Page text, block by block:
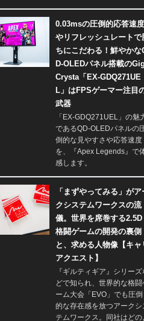
0.03msの圧倒的応答速度
やリフレッシュレートで
ちにこだわる！鮮やかな
D-OLEDパネル搭載の
Crysta「EX-GDQ271UE
L」はFPSゲーマー注目
武器
「EX-GDQ271UEL」の魅
であるQD-OLEDパネルの
倒的な見やすさや応答速度
を、『Apex Legends』で
感します。
「まずやってみる」がア
クシステムワークスの流
儀。世界を席巻する2.5D
格闘ゲームの開発の裏側
と、求める人物像【キャ
アクエスト】
『ギルティギア』シリーズ
どで知られ、世界的な格闘
ーム大会「EVO」でも圧倒
的な存在感を放つアークシ
テムワークス。同社はどの